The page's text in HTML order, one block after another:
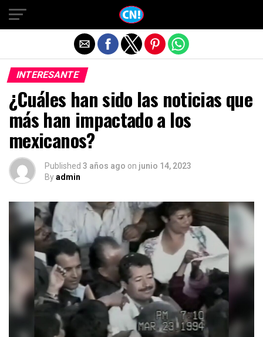
INTERESANTE
¿Cuáles han sido las noticias que
más han impactado a los
mexicanos?
Published 3 años ago on junio 14, 2023
Byadmin
Salir de la versión móvil